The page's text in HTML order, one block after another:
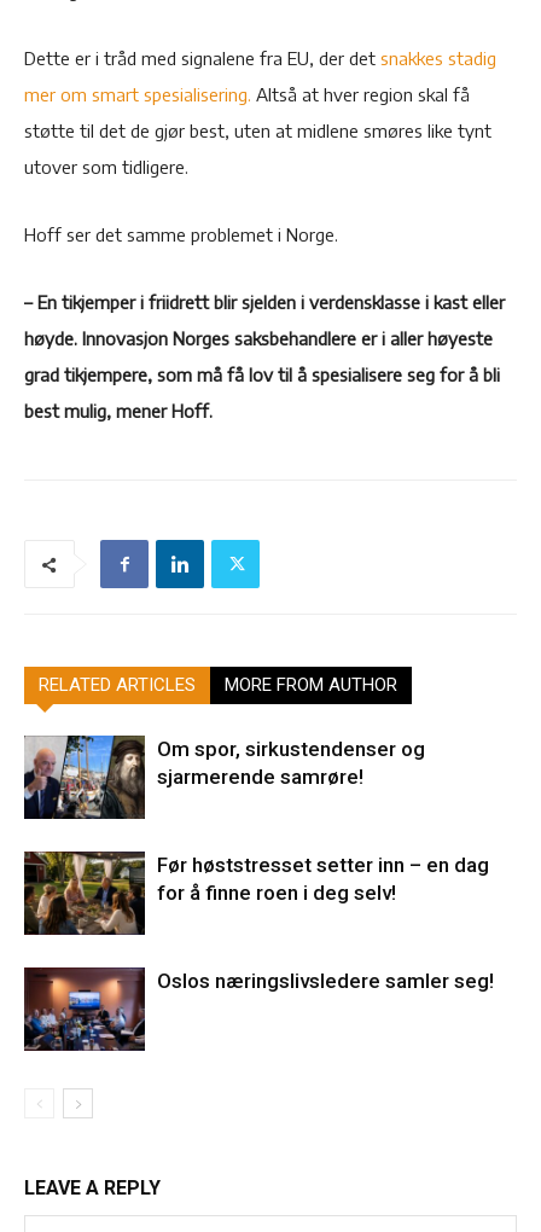
Dette er i tråd med signalene fra EU, der det snakkes stadig
mer om smart spesialisering. Altså at hver region skal få
støtte til det de gjør best, uten at midlene smøres like tynt
utover som tidligere.
Hoff ser det samme problemet i Norge.
– En tikjemper i friidrett blir sjelden i verdensklasse i kast eller
høyde. Innovasjon Norges saksbehandlere er i aller høyeste
grad tikjempere, som må få lov til å spesialisere seg for å bli
best mulig, mener Hoff.
RELATED ARTICLES MORE FROM AUTHOR
Om spor, sirkustendenser og
sjarmerende samrøre!
Før høststresset setter inn – en dag
for å finne roen i deg selv!
Oslos næringslivsledere samler seg!
LEAVE A REPLY